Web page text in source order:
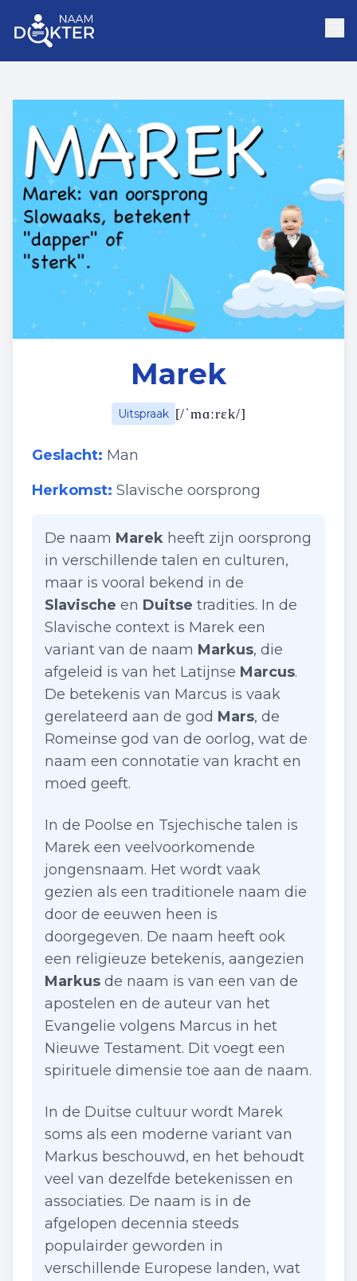
Marek
Uitspraak [/ˈmɑːrɛk/]
Geslacht: Man
Herkomst: Slavische oorsprong
De naam Marek heeft zijn oorsprong
in verschillende talen en culturen,
maar is vooral bekend in de
Slavische en Duitse tradities. In de
Slavische context is Marek een
variant van de naam Markus, die
afgeleid is van het Latijnse Marcus.
De betekenis van Marcus is vaak
gerelateerd aan de god Mars, de
Romeinse god van de oorlog, wat de
naam een connotatie van kracht en
moed geeft.
In de Poolse en Tsjechische talen is
Marek een veelvoorkomende
jongensnaam. Het wordt vaak
gezien als een traditionele naam die
door de eeuwen heen is
doorgegeven. De naam heeft ook
een religieuze betekenis, aangezien
Markus de naam is van een van de
apostelen en de auteur van het
Evangelie volgens Marcus in het
Nieuwe Testament. Dit voegt een
spirituele dimensie toe aan de naam.
In de Duitse cultuur wordt Marek
soms als een moderne variant van
Markus beschouwd, en het behoudt
veel van dezelfde betekenissen en
associaties. De naam is in de
afgelopen decennia steeds
populairder geworden in
verschillende Europese landen, wat